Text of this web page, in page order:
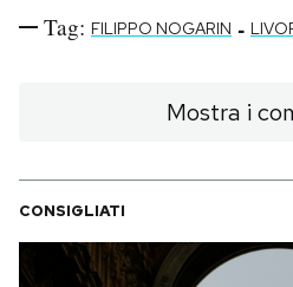
Tag: FILIPPO NOGARIN -
Mostra i
CONSIGLIATI